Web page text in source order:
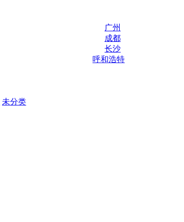
广州
成都
长沙
呼和浩特
未分类